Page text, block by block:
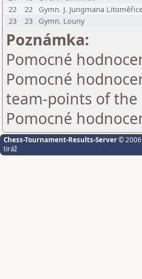
22
22 Gymn. J. Jungmana
23
23 Gymn. Louny
Poznámka:
Pomocné
Pomocné
team-points of
Pomocné
Chess-Tournament-Results-Server©
tiráž